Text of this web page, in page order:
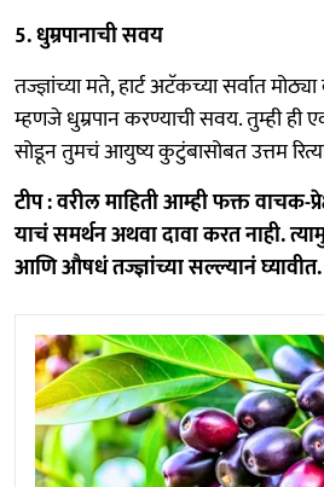
5. धुम्रपानाची सवय
तज्ज्ञांच्या मते, हार्ट अटॅकच्या सर्वात
म्हणजे धुम्रपान करण्याची सवय. तुम्ही
सोडून तुमचं आयुष्य कुटुंबासोबत उत्तम
टीप : वरील माहिती आम्ही फक्त वाचक-
याचं समर्थन अथवा दावा करत नाही.
आणि औषधं तज्ज्ञांच्या सल्ल्यानं घ्यावीत.